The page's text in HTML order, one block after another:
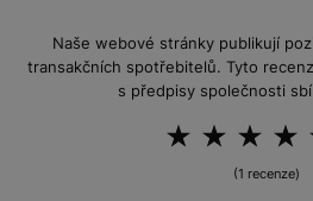
Naše webové stránky publikují
transakčních spotřebitelů. Tyto
s předpisy společnosti
(1 recenze)